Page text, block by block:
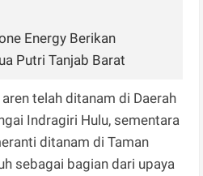
Energy Berikan
Putri Tanjab Barat
telah ditanam di Daerah
Indragiri Hulu, sementara
ditanam di Taman
sebagai bagian dari upaya